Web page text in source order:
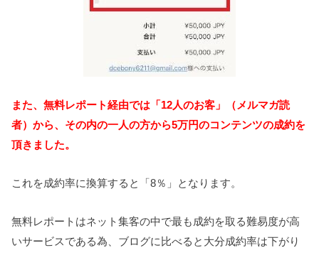
また、無料レポート経由では「12人のお客」（メルマガ読
者）から、その内の一人の方から5万円のコンテンツの成約を
頂きました。
これを成約率に換算すると「8％」となります。
無料レポートはネット集客の中で最も成約を取る難易度が高
いサービスである為、ブログに比べると大分成約率は下がり